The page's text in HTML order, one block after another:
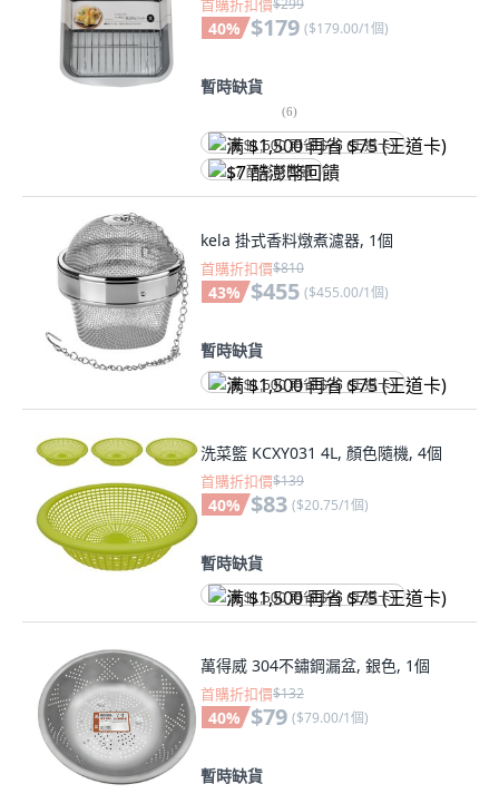
首購折扣價$299
40% $179 ($179.00/1個)
暫時缺貨
(6)
满 $1,500 再省 $75 (王道卡)
$7 酷澎幣回饋
kela 掛式香料燉煮濾器, 1個
首購折扣價$810
43% $455 ($455.00/1個)
暫時缺貨
满 $1,500 再省 $75 (王道卡)
洗菜籃 KCXY031 4L, 顏色隨機, 4個
首購折扣價$139
40% $83 ($20.75/1個)
暫時缺貨
满 $1,500 再省 $75 (王道卡)
萬得威 304不鏽鋼漏盆, 銀色, 1個
首購折扣價$132
40% $79 ($79.00/1個)
暫時缺貨